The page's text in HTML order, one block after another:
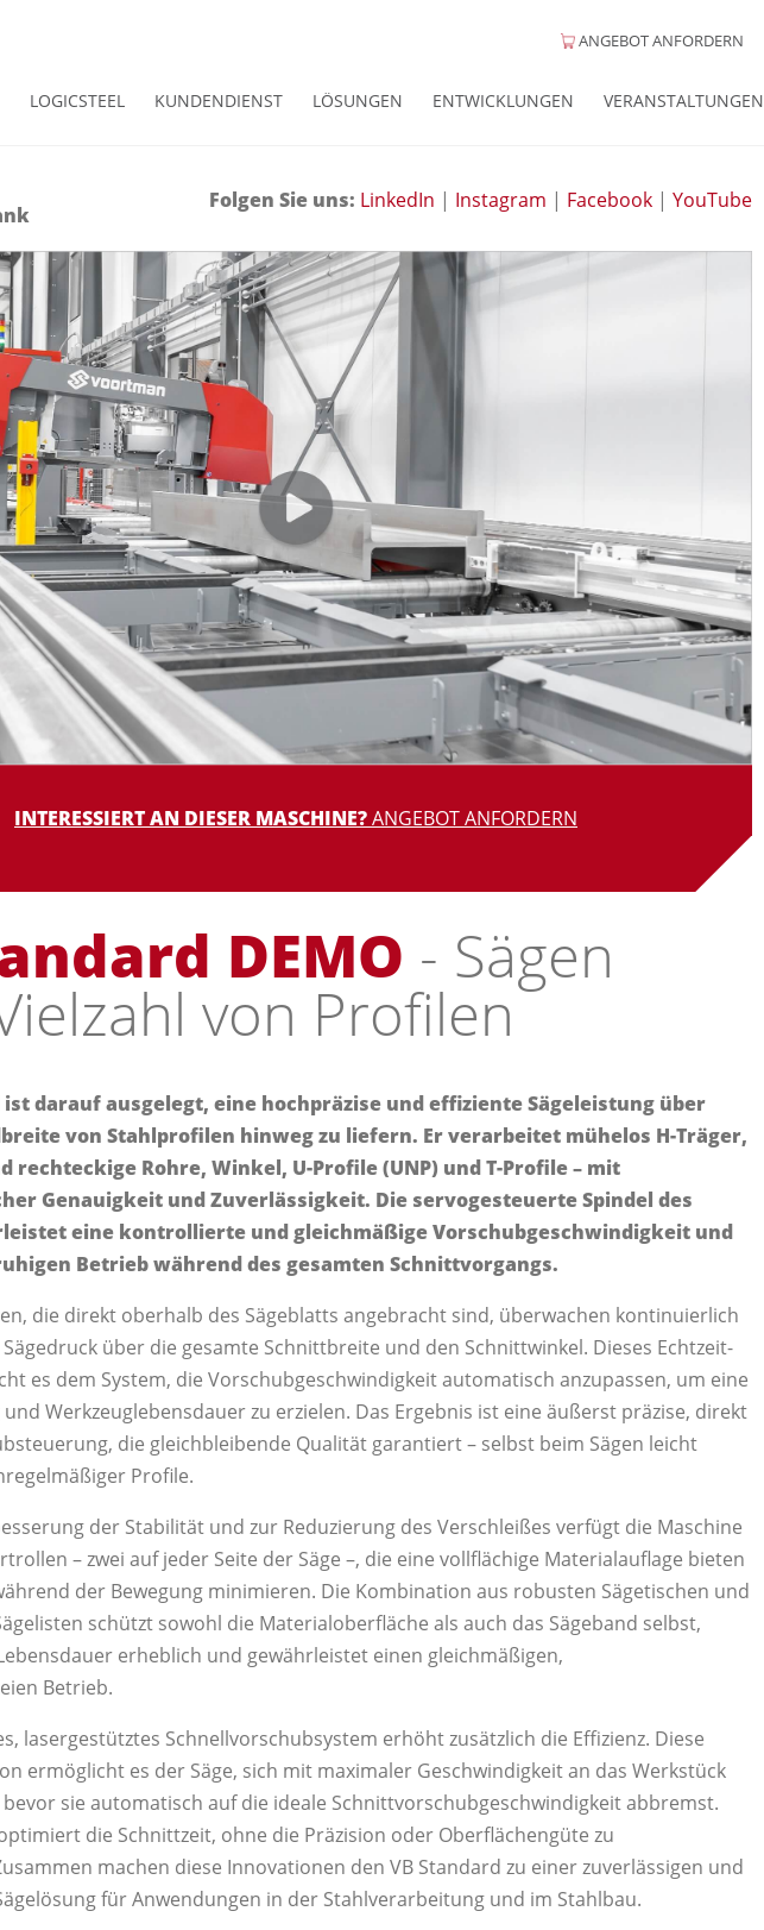
ANGEBOT ANFORDERN
LOGICSTEEL KUNDENDIENST LÖSUNGEN ENTWICKLUNGEN VERANSTALTUNGEN
Folgen Sie uns: LinkedIn | Instagram | Facebook | YouTube
INTERESSIERT AN DIESER MASCHINE?ANGEBOT ANFORDERN
DEMO - Sägen
von Profilen
ist darauf ausgelegt, eine hochpräzise und effiziente Sägeleistung über
von Stahlprofilen hinweg zu liefern. Er verarbeitet mühelos H-Träger,
rechteckige Rohre, Winkel, U-Profile (UNP) und T-Profile – mit
Genauigkeit und Zuverlässigkeit. Die servogesteuerte Spindel des
eine kontrollierte und gleichmäßige Vorschubgeschwindigkeit und
Betrieb während des gesamten Schnittvorgangs.
die direkt oberhalb des Sägeblatts angebracht sind, überwachen kontinuierlich
über die gesamte Schnittbreite und den Schnittwinkel. Dieses Echtzeit-
es dem System, die Vorschubgeschwindigkeit automatisch anzupassen, um eine
Werkzeuglebensdauer zu erzielen. Das Ergebnis ist eine äußerst präzise, direkt
die gleichbleibende Qualität garantiert – selbst beim Sägen leicht
Profile.
der Stabilität und zur Reduzierung des Verschleißes verfügt die Maschine
– zwei auf jeder Seite der Säge –, die eine vollflächige Materialauflage bieten
der Bewegung minimieren. Die Kombination aus robusten Sägetischen und
schützt sowohl die Materialoberfläche als auch das Sägeband selbst,
erheblich und gewährleistet einen gleichmäßigen,
Betrieb.
lasergestütztes Schnellvorschubsystem erhöht zusätzlich die Effizienz. Diese
ermöglicht es der Säge, sich mit maximaler Geschwindigkeit an das Werkstück
sie automatisch auf die ideale Schnittvorschubgeschwindigkeit abbremst.
die Schnittzeit, ohne die Präzision oder Oberflächengüte zu
machen diese Innovationen den VB Standard zu einer zuverlässigen und
für Anwendungen in der Stahlverarbeitung und im Stahlbau.